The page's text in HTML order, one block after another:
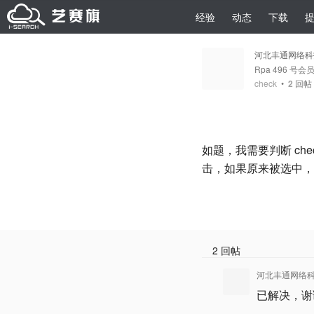
经验 动态 下载
河北丰通网络
Rpa 496 号会员
check • 2 回帖
如题，我需要判断
击，如果原来被选中
2 回帖
河北丰通网络
已解决，